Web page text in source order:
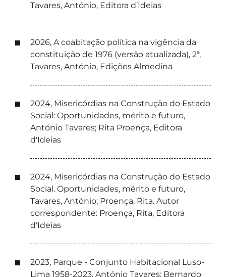
Tavares, António, Editora d’Ideias
2026, A coabitação política na vigência da
constituição de 1976 (versão atualizada), 2ª,
Tavares, António, Edições Almedina
2024, Misericórdias na Construção do Estado
Social: Oportunidades, mérito e futuro,
António Tavares; Rita Proença, Editora
d'Ideias
2024, Misericórdias na Construção do Estado
Social. Oportunidades, mérito e futuro,
Tavares, António; Proença, Rita. Autor
correspondente: Proença, Rita, Editora
d'Ideias
2023, Parque - Conjunto Habitacional Luso-
Lima 1958-2023, António Tavares; Bernardo